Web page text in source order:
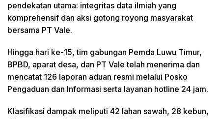
pendekatan utama: integritas data ilmiah yang
komprehensif dan aksi gotong royong masyarakat
bersama PT Vale.
Hingga hari ke-15, tim gabungan Pemda Luwu Timur,
BPBD, aparat desa, dan PT Vale telah menerima dan
mencatat 126 laporan aduan resmi melalui Posko
Pengaduan dan Informasi serta layanan hotline 24 jam.
Klasifikasi dampak meliputi 42 lahan sawah, 28 kebun,